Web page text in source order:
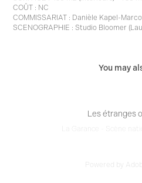
COÛT : NC
COMMISSARIAT : Danièle Kapel-
SCENOGRAPHIE : Studio Bloomer
You may
Les étranges
La Garance - Scène
Powered by